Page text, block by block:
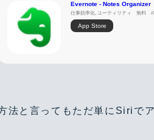
Evernote - Notes Organizer
仕事効率化, ユーティリティ 無料
App Store
法と言ってもただ単にSiriで